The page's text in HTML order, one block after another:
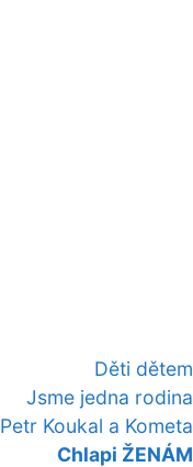
Děti dětem
Jsme jedna rodina
Petr Koukal a Kometa
Chlapi ŽENÁM